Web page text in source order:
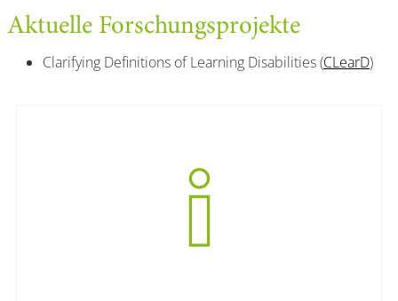
Aktuelle Forschungsprojekte
Clarifying Definitions of Learning Disabilities (CLearD)